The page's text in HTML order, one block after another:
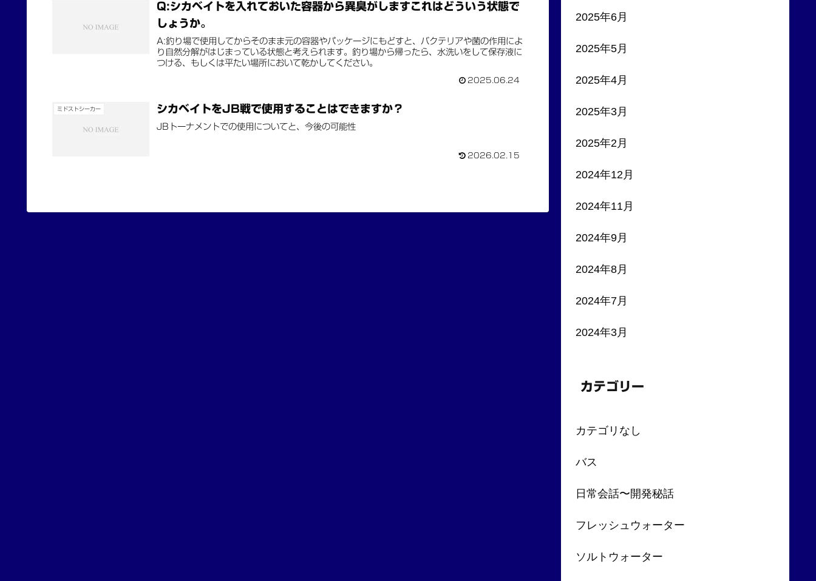
Q:シカベイトを入れておいた容器から異臭がしますこれはどういう状態で
しょうか。
A:釣り場で使用してからそのまま元の容器やパッケージにもどすと、バクテリアや菌の作用によ
り自然分解がはじまっている状態と考えられます。釣り場から帰ったら、水洗いをして保存液に
つける、もしくは平たい場所において乾かしてください。
2025.06.24
ミドストシーカー シカベイトをJB戦で使用することはできますか？
JBトーナメントでの使用についてと、今後の可能性
2026.02.15
2025年6月
2025年5月
2025年4月
2025年3月
2025年2月
2024年12月
2024年11月
2024年9月
2024年8月
2024年7月
2024年3月
カテゴリー
カテゴリなし
バス
日常会話〜開発秘話
フレッシュウォーター
ソルトウォーター